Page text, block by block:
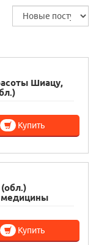
Шиацу,
Купить
медицины
Купить